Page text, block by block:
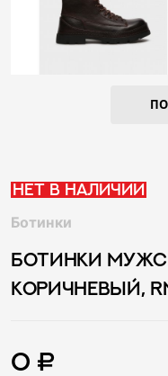
Нет в наличии
Ботинки
БОТИНКИ
КОРИЧНЕВЫЙ,
0 ₽